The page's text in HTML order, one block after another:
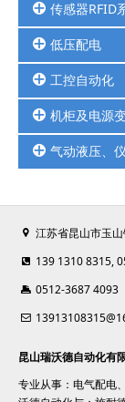
传感器RFID
安全光幕扫描
编码器计数器
光电光纤接
位移传感器及
低压配电
继电器
接触器
框架断路器
马达保护
热继
微型断路器
信号隔离/安
工控自动化
HMI人机界面
PLC可编程控
变频器及变
伺服电机
机柜及电源
UPS不间断
机柜空调
以太网交换机
气动液压、
气缸气阀真
压力温度液
扎带线槽端子
江苏省昆山市玉
139 1310 8315,
0512-3687 4093
昆山瑞沃德自动化有
专业从事：电气配电